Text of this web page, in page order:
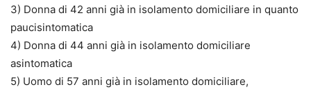
3) Donna di 42 anni già in isolamento domiciliare in quanto
paucisintomatica
4) Donna di 44 anni già in isolamento domiciliare
asintomatica
5) Uomo di 57 anni già in isolamento domiciliare,